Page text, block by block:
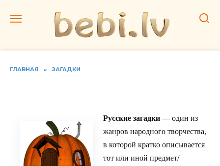
ГЛАВНАЯ » ЗАГАДКИ
Русские загадки — один из
жанров народного творчества,
в которой кратко описывается
тот или иной предмет/